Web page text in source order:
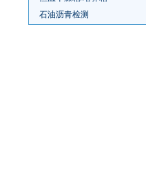
石油沥青检测